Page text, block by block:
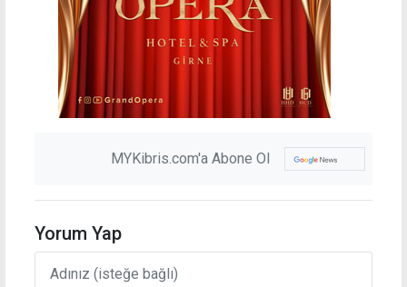
MYKibris.com'a Abone Ol
Yorum Yap